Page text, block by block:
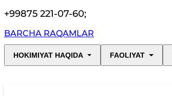
+99875 221-07-60;
BARCHA RAQAMLAR
HOKIMIYAT HAQIDA FAOLIYAT